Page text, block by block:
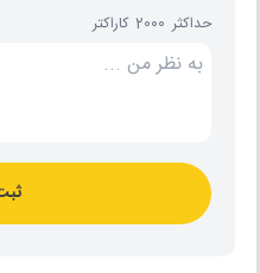
حداکثر 2000 کاراکتر